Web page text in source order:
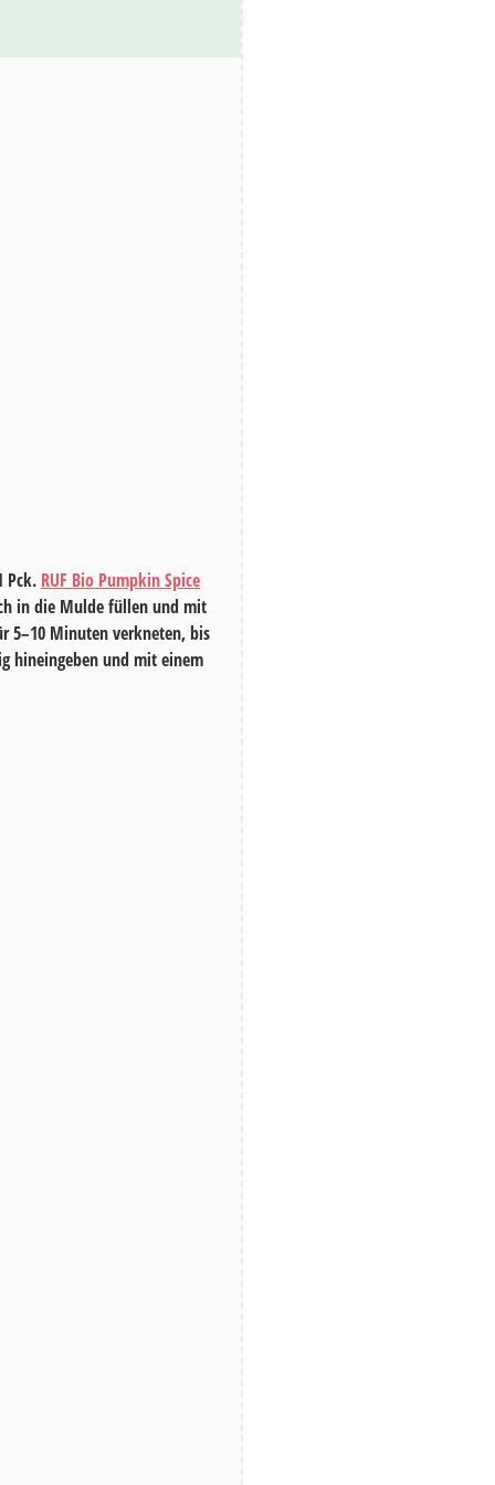
Pck. RUF Bio Pumpkin Spice
in die Mulde füllen und mit
5–10 Minutenverkneten, bis
hineingeben und mit einem